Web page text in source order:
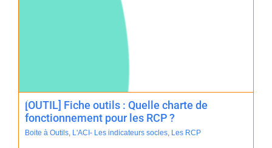
[OUTIL] Fiche outils : Quelle charte de
fonctionnement pour les RCP ?
Boite à Outils, L'ACI- Les indicateurs socles, Les RCP